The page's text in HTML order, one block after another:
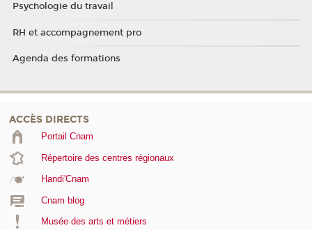
Psychologie du travail
RH et accompagnement pro
Agenda des formations
ACCÈS DIRECTS
Portail Cnam
Répertoire des centres régionaux
Handi'Cnam
Cnam blog
Musée des arts et métiers